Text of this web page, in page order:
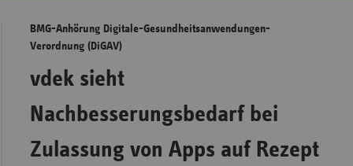
Berlin/
BMG-Anhörung Digitale-Gesundheitsanwendungen-
Verordnung (DiGAV)
vdek sieht
Nachbesserungsbedarf bei
Zulassung von Apps auf Rezept